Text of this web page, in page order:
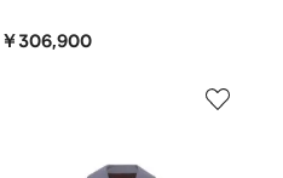
￥306,900